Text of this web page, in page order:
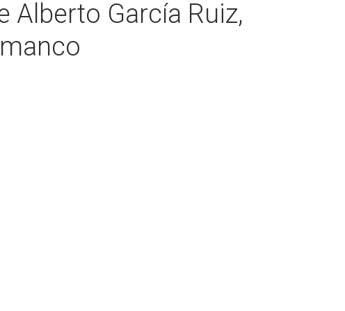
Alberto García Ruiz,